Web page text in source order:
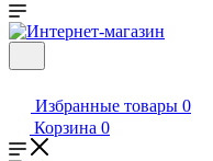
Избранные товары 0
Корзина 0